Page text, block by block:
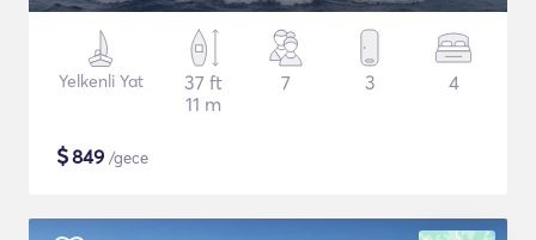
Yelkenli Yat
37 ft
11 m
7 3 4
$849 /gece